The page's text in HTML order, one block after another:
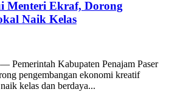
Menteri Ekraf, Dorong
Naik Kelas
Pemerintah Kabupaten Penajam Paser
pengembangan ekonomi kreatif
kelas dan berdaya...